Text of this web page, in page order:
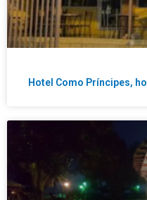
Hotel Como Príncipes,